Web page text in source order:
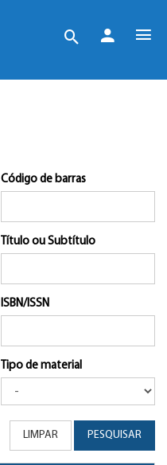
Código de barras
Título ou Subtítulo
ISBN/ISSN
Tipo de material
LIMPAR PESQUISAR